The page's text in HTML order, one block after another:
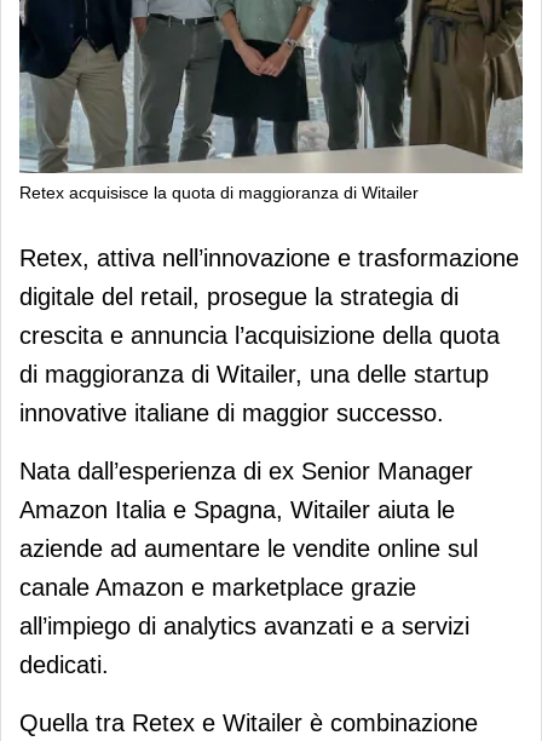
Retex acquisisce la quota di maggioranza di Witailer
Retex acquisisce la quota di
maggioranza di Witailer
Retex, attiva nell’innovazione e trasformazione
digitale del retail, prosegue la strategia di
crescita e annuncia l’acquisizione della quota
di maggioranza di Witailer, una delle startup
innovative italiane di maggior successo.
Nata dall’esperienza di ex Senior Manager
Amazon Italia e Spagna, Witailer aiuta le
aziende ad aumentare le vendite online sul
canale Amazon e marketplace grazie
all’impiego di analytics avanzati e a servizi
dedicati.
Quella tra Retex e Witailer è combinazione